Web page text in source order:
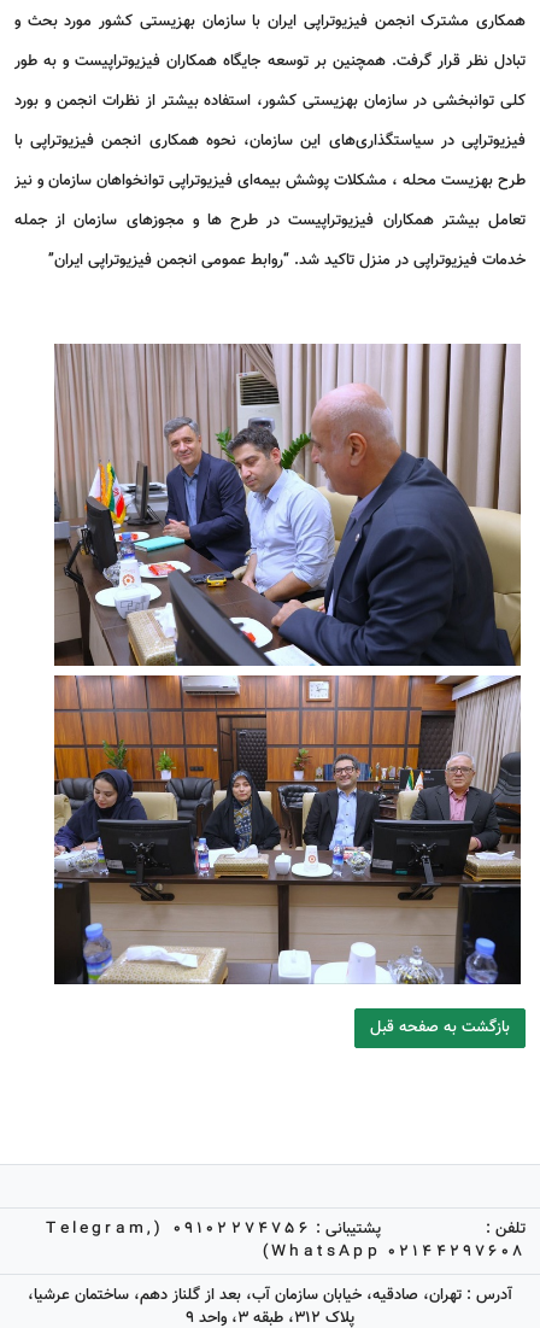
همکاری مشترک انجمن فیزیوتراپی ایران با سازمان بهزیستی کشور مورد بحث و
تبادل نظر قرار گرفت. همچنین بر توسعه جایگاه همکاران فیزیوتراپیست و به طور
کلی توانبخشی در سازمان بهزیستی کشور، استفاده بیشتر از نظرات انجمن و بورد
فیزیوتراپی در سیاستگذاری‌های این سازمان، نحوه همکاری انجمن فیزیوتراپی با
طرح بهزیست محله ، مشکلات پوشش بیمه‌ای فیزیوتراپی توانخواهان سازمان و نیز
تعامل بیشتر همکاران فیزیوتراپیست در طرح ها و مجوزهای سازمان از جمله
خدمات فیزیوتراپی در منزل تاکید شد. “روابط عمومی انجمن فیزیوتراپی ایران”
بازگشت به صفحه قبل
تلفن :
02144297608
پشتیبانی :
09102274756 (Telegram,
WhatsApp)
آدرس : تهران، صادقیه، خیابان سازمان آب، بعد از گلناز دهم، ساختمان عرشیا،
پلاک 312، طبقه 3، واحد 9